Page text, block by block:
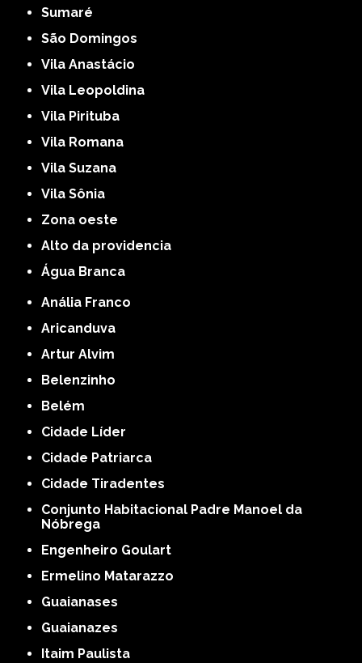
Sumaré
São Domingos
Vila Anastácio
Vila Leopoldina
Vila Pirituba
Vila Romana
Vila Suzana
Vila Sônia
Zona oeste
alto da providencia
Água Branca
Anália Franco
Aricanduva
Artur Alvim
Belenzinho
Belém
Cidade Líder
Cidade Patriarca
Cidade Tiradentes
Conjunto Habitacional Padre Manoel da
Nóbrega
Engenheiro Goulart
Ermelino Matarazzo
Guaianases
Guaianazes
Itaim Paulista